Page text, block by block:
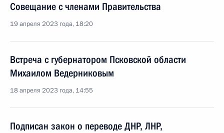
Совещание с членами Правительства
19 апреля 2023 года, 18:20
Встреча с губернатором Псковской области
Михаилом Ведерниковым
18 апреля 2023 года, 14:55
Подписан закон о переводе ДНР, ЛНР,